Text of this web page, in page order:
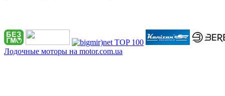
Лодочные моторы на motor.com.ua